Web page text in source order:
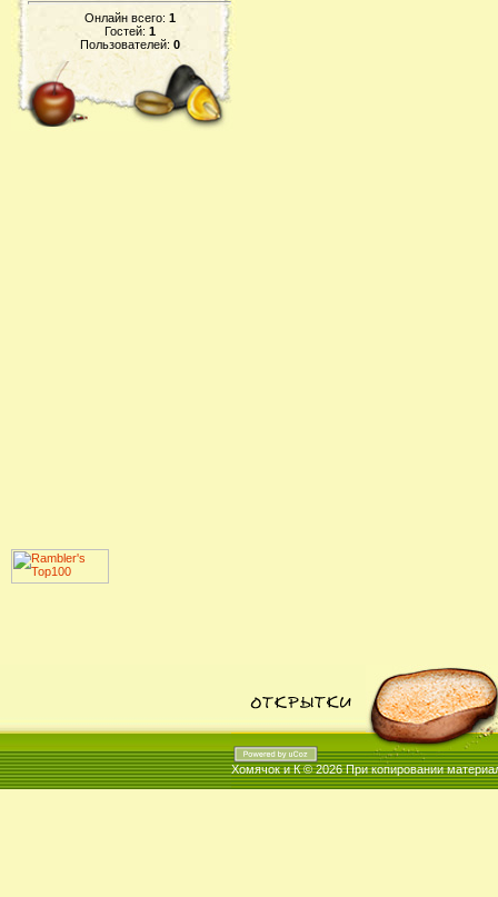
Онлайн всего: 1
Гостей: 1
Пользователей: 0
Хомячок и К © 2026При копировании